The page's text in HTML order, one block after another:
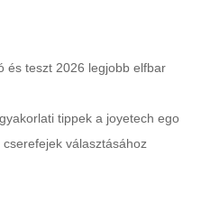
és teszt 2026 legjobb elfbar
tippek a joyetech ego
választásához